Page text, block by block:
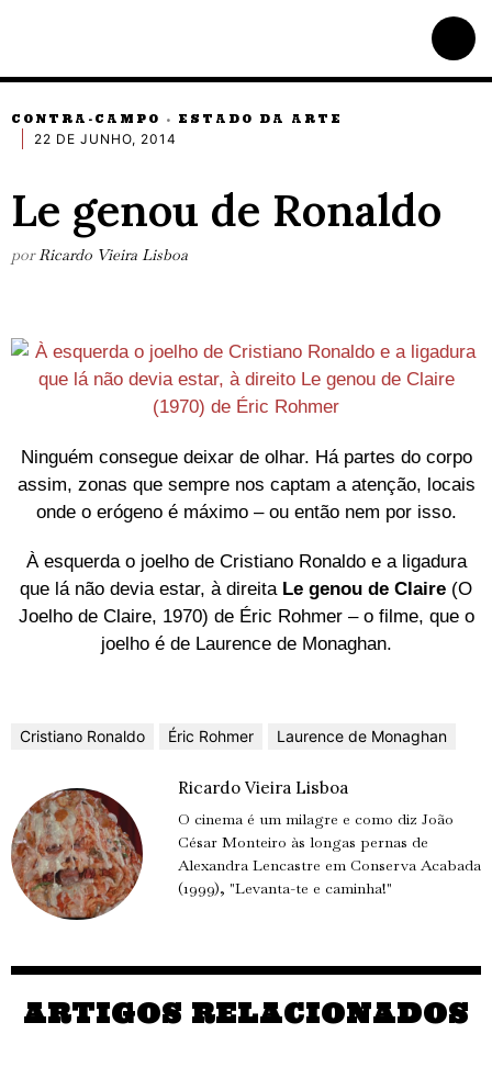
CONTRA-CAMPO · ESTADO DA ARTE
22 DE JUNHO, 2014
Le genou de Ronaldo
porRicardo Vieira Lisboa
Ninguém consegue deixar de olhar. Há partes do corpo
assim, zonas que sempre nos captam a atenção, locais
onde o erógeno é máximo – ou então nem por isso.
À esquerda o joelho de Cristiano Ronaldo e a ligadura
que lá não devia estar, à direita Le genou de Claire (O
Joelho de Claire, 1970) de Éric Rohmer – o filme, que o
joelho é de Laurence de Monaghan.
Cristiano Ronaldo Éric Rohmer Laurence de Monaghan
Ricardo Vieira Lisboa
O cinema é um milagre e como diz João
César Monteiro às longas pernas de
Alexandra Lencastre em Conserva Acabada
(1999), "Levanta-te e caminha!"
ARTIGOS RELACIONADOS